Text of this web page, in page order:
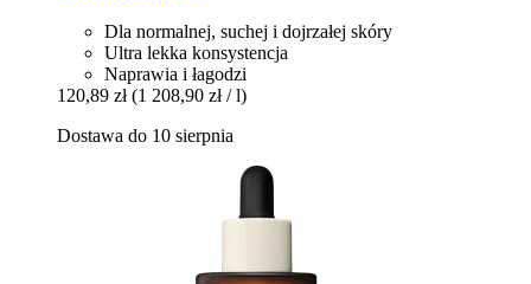
Dla normalnej, suchej i dojrzałej skóry
Ultra lekka konsystencja
Naprawia i łagodzi
120,89 zł (1 208,90 zł / l)
Dostawa do 10 sierpnia